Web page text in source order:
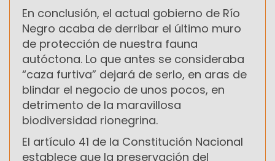
En conclusión, el actual gobierno de Río
Negro acaba de derribar el último muro
de protección de nuestra fauna
autóctona. Lo que antes se consideraba
“caza furtiva” dejará de serlo, en aras de
blindar el negocio de unos pocos, en
detrimento de la maravillosa
biodiversidad rionegrina.
El artículo 41 de la Constitución Nacional
establece que la preservación del